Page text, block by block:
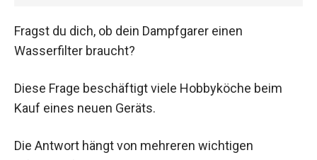
Fragst du dich, ob dein Dampfgarer einen
Wasserfilter braucht?
Diese Frage beschäftigt viele Hobbyköche beim
Kauf eines neuen Geräts.
Die Antwort hängt von mehreren wichtigen